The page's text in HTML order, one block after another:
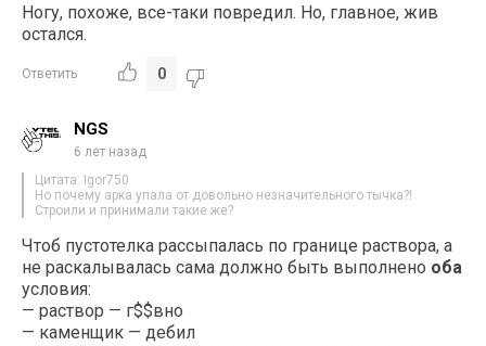
Ногу, похоже, все-таки повредил. Но, главное, жив
остался.
Ответить 0
NGS
6 лет назад
Цитата: Igor750
Но почему арка упала от довольно незначительного тычка?!
Строили и принимали такие же?
Чтоб пустотелка рассыпалась по границе раствора, а
не раскалывалась сама должно быть выполнено оба
условия:
— раствор — г$$вно
— каменщик — дебил